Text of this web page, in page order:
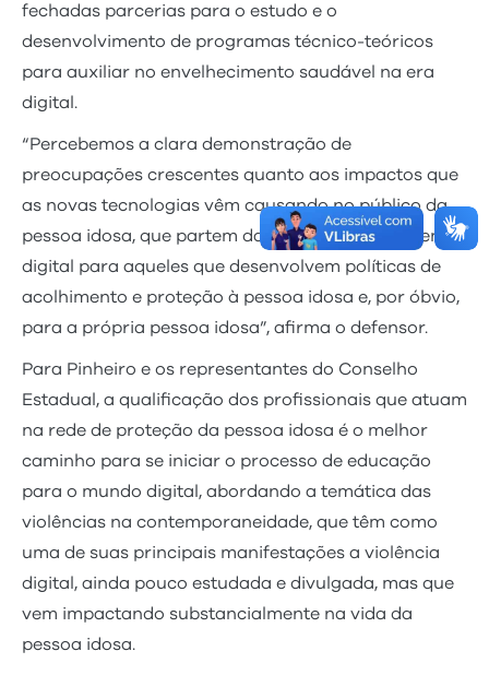
fechadas parcerias para o estudo e o
desenvolvimento de programas técnico-teóricos
para auxiliar no envelhecimento saudável na era
digital.
“Percebemos a clara demonstração de
preocupações crescentes quanto aos impactos que
as novas tecnologias vêm causando no público da
pessoa idosa, que partem da falta de conhecimento
digital para aqueles que desenvolvem políticas de
acolhimento e proteção à pessoa idosa e, por óbvio,
para a própria pessoa idosa”, afirma o defensor.
Para Pinheiro e os representantes do Conselho
Estadual, a qualificação dos profissionais que atuam
na rede de proteção da pessoa idosa é o melhor
caminho para se iniciar o processo de educação
para o mundo digital, abordando a temática das
violências na contemporaneidade, que têm como
uma de suas principais manifestações a violência
digital, ainda pouco estudada e divulgada, mas que
vem impactando substancialmente na vida da
pessoa idosa.